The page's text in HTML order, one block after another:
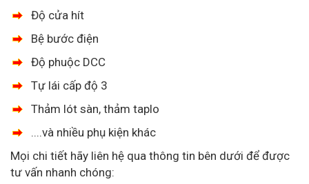
Độ cửa hít
Bệ bước điện
Độ phuộc DCC
Tự lái cấp độ 3
Thảm lót sàn, thảm taplo
....và nhiều phụ kiện khác
Mọi chi tiết hãy liên hệ qua thông tin bên dưới để được
tư vấn nhanh chóng: